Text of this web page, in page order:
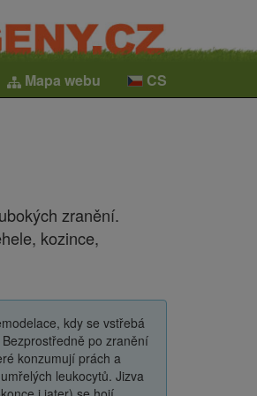
Mapa webu CS
zranění.
kozince,
kdy se vstřebá
po zranění
konzumují prách a
leukocytů. Jizva